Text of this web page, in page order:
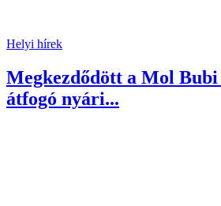
Helyi hírek
Megkezdődött a Mol
átfogó nyári...